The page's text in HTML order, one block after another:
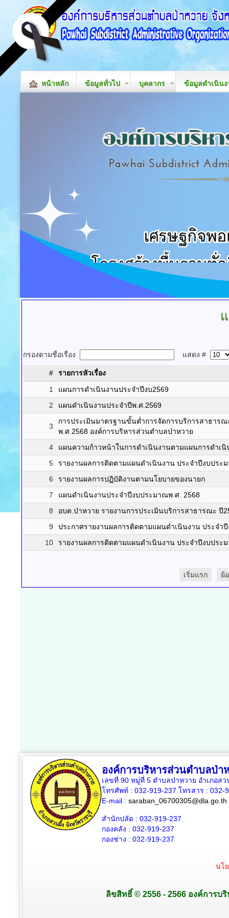
หน้าหลัก ข้อมูลทั่วไป บุคลากร ข้อมูลดำเนิน
กรองตามชื่อเรื่อง แสดง #
#
รายการหัวเรื่อง
1
แผนการดำเนินงานประจำปีงบ2569
2
แผนดำเนินงานประจำปีพ.ศ.2569
3
การประเมินมาตรฐานขั้นต่ำการจัดการบริการสาธาร
พ.ศ.2568 องค์การบริหารส่วนตำบลป่าหวาย
4
แผนความก้าวหน้าในการดำเนินงานตามแผนการดำเ
5
รายงานผลการติดตามแผนดำเนินงาน ประจำปีงบประ
6
รายงานผลการปฏิบัติงานตามนโยบายของนายก
7
แผนดำเนินงานประจำปีงบประมาณพ.ศ. 2568
8
อบต.ป่าหวาย รายงานการประเมินบริการสาธารณะ ปี
9
ประกาศรายงานผลการติดตามแผนดำเนินงาน ประจำ
10
รายงานผลการติดตามแผนดำเนินงาน ประจำปีงบประ
เริ่มแรก ย้
องค์การบริหารส่วนตำบลป่า
เลขที่ 90 หมู่ที่ 5 ตำบลป่าหวาย อำเภอส
โทรศัพท์ : 032-919-237 โทรสาร : 032-
E-mail : saraban_06700305@dla.go.th
สำนักปลัด : 032-919-237
กองคลัง : 032-919-237
กองช่าง : 032-919-237
นโ
ลิขสิทธิ์ © 2556 - 2566 องค์การบ